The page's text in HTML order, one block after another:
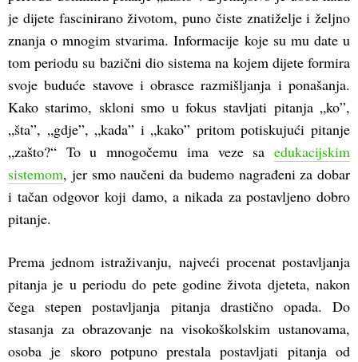
je dijete fascinirano životom, puno čiste znatiželje i željno
znanja o mnogim stvarima. Informacije koje su mu date u
tom periodu su bazični dio sistema na kojem dijete formira
svoje buduće stavove i obrasce razmišljanja i ponašanja.
Kako starimo, skloni smo u fokus stavljati pitanja „ko”,
„šta”, „gdje”, „kada” i „kako” pritom potiskujući pitanje
„zašto?“ To u mnogočemu ima veze sa edukacijskim
sistemom, jer smo naučeni da budemo nagrađeni za dobar
i tačan odgovor koji damo, a nikada za postavljeno dobro
pitanje.
Prema jednom istraživanju, najveći procenat postavljanja
pitanja je u periodu do pete godine života djeteta, nakon
čega stepen postavljanja pitanja drastično opada. Do
stasanja za obrazovanje na visokoškolskim ustanovama,
osoba je skoro potpuno prestala postavljati pitanja od